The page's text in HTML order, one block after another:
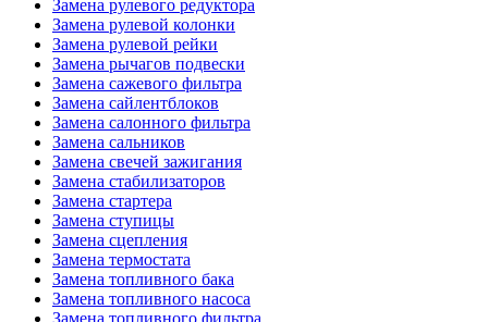
Замена рулевого редуктора
Замена рулевой колонки
Замена рулевой рейки
Замена рычагов подвески
Замена сажевого фильтра
Замена сайлентблоков
Замена салонного фильтра
Замена сальников
Замена свечей зажигания
Замена стабилизаторов
Замена стартера
Замена ступицы
Замена сцепления
Замена термостата
Замена топливного бака
Замена топливного насоса